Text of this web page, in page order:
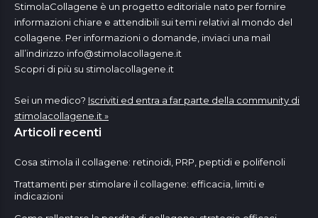
StimolaCollagene è un progetto editoriale nato per fornire
informazioni chiare e attendibili sui temi relativi al mondo del
collagene. Per informazioni o domande, inviaci una mail
all’indirizzo info@stimolacollagene.it
Scopri di più su stimolacollagene.it
Sei un medico? Iscriviti ed entra a far parte della community di
stimolacollagene.it »
Articoli recenti
Cosa stimola il collagene: retinoidi, PRP, peptidi e polifenoli
Trattamenti per stimolare il collagene: efficacia, limiti e
indicazioni